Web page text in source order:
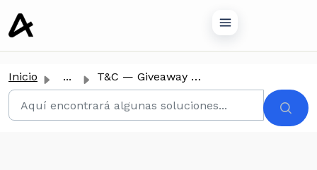
principal
Inicio ... T&C — Giveaway Mundial